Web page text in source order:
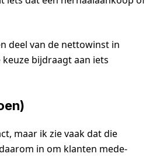
deel van de nettowinst in
bijdraagt aan iets
maar ik zie vaak dat die
in om klanten mede-